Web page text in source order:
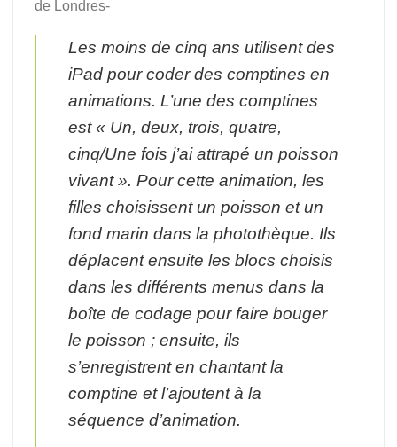
de Londres-
Les moins de cinq ans utilisent des
iPad pour coder des comptines en
animations. L’une des comptines
est « Un, deux, trois, quatre,
cinq/Une fois j’ai attrapé un poisson
vivant ». Pour cette animation, les
filles choisissent un poisson et un
fond marin dans la photothèque. Ils
déplacent ensuite les blocs choisis
dans les différents menus dans la
boîte de codage pour faire bouger
le poisson ; ensuite, ils
s’enregistrent en chantant la
comptine et l’ajoutent à la
séquence d’animation.